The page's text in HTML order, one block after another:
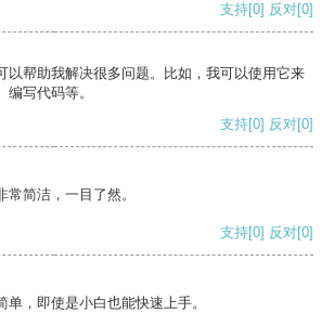
支持[0] 反对[0]
以帮助我解决很多问题。比如，我可以使用它来
写代码等。
支持[0] 反对[0]
简洁，一目了然。
支持[0] 反对[0]
，即使是小白也能快速上手。